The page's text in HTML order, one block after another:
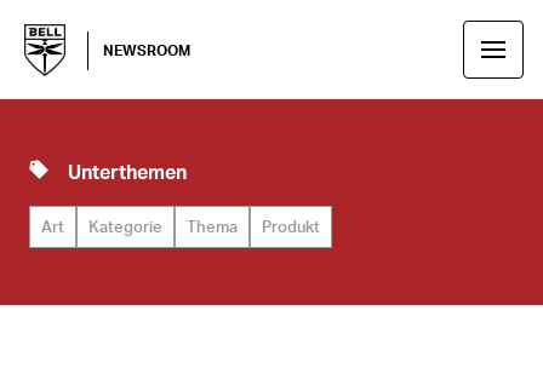
NEWSROOM
Unterthemen
Art Kategorie Thema Produkt